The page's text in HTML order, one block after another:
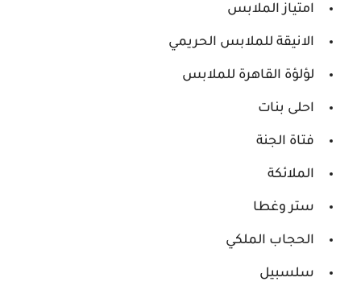
امتياز الملابس
الانيقة للملابس الحريمي
لؤلؤة القاهرة للملابس
احلى بنات
فتاة الجنة
الملائكة
ستر وغطا
الحجاب الملكي
سلسبيل